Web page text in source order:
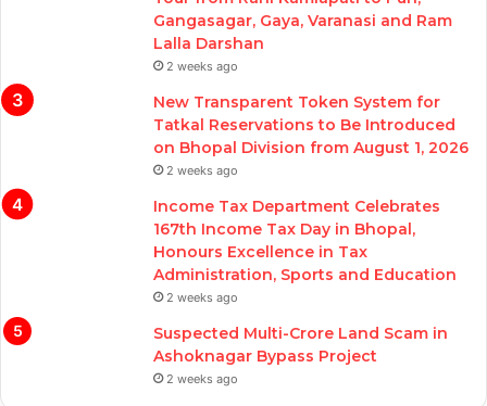
Gangasagar, Gaya, Varanasi and Ram
Lalla Darshan
2 weeks ago
New Transparent Token System for
Tatkal Reservations to Be Introduced
on Bhopal Division from August 1, 2026
2 weeks ago
Income Tax Department Celebrates
167th Income Tax Day in Bhopal,
Honours Excellence in Tax
Administration, Sports and Education
2 weeks ago
Suspected Multi-Crore Land Scam in
Ashoknagar Bypass Project
2 weeks ago